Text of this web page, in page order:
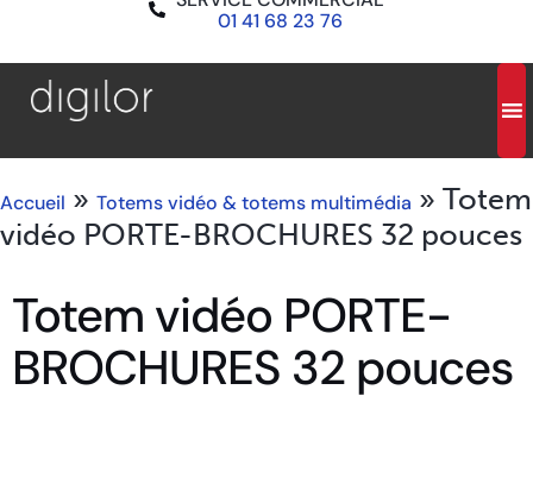
01 41 68 23 76
Accueil » Totems vidéo & totems multimédia » Totem
vidéo PORTE-BROCHURES 32 pouces
Totem vidéo PORTE-
BROCHURES 32 pouces